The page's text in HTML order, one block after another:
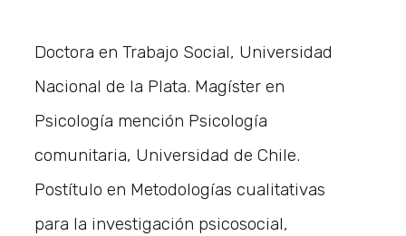
Doctora en Trabajo Social, Universidad
Nacional de la Plata. Magíster en
Psicología mención Psicología
comunitaria, Universidad de Chile.
Postítulo en Metodologías cualitativas
para la investigación psicosocial,